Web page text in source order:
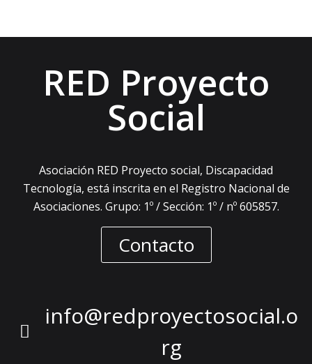
RED Proyecto
Social
Asociación RED Proyecto social, Discapacidad
Tecnología, está inscrita en el Registro Nacional de
Asociaciones. Grupo: 1º / Sección: 1º / nº 605857.
Contacto
info@redproyectosocial.o
rg